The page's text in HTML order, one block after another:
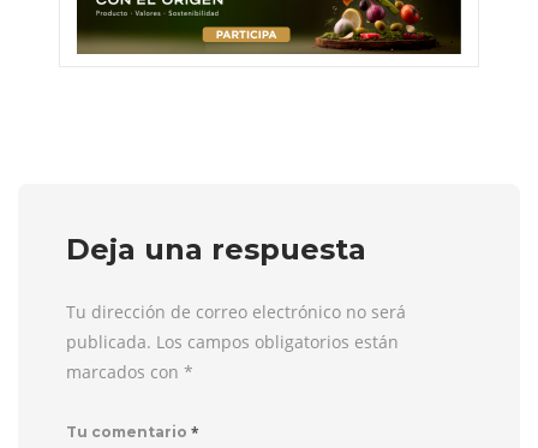
Deja una respuesta
Tu dirección de correo electrónico no será
publicada. Los campos obligatorios están
marcados con *
Tu comentario *